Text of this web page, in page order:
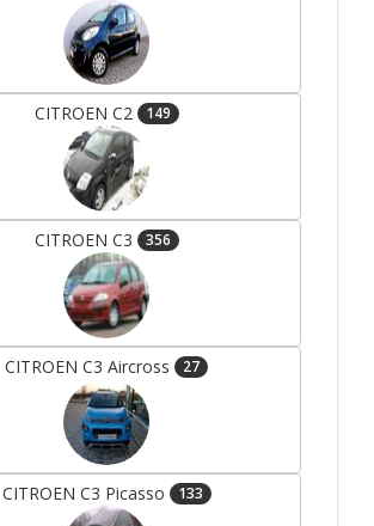
CITROEN C2 149
CITROEN C3 356
CITROEN C3 Aircross 27
CITROEN C3 Picasso 133